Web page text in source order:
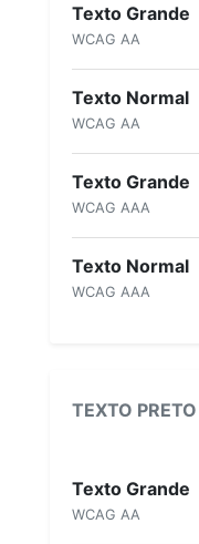
Texto Grande
WCAG AA
Texto Normal
WCAG AA
Texto Grande
WCAG AAA
Texto Normal
WCAG AAA
TEXTO PRETO
Texto Grande
WCAG AA